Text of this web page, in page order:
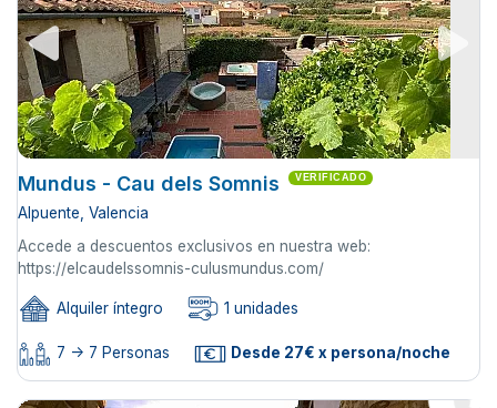
Mundus - Cau dels Somnis VERIFICADO
Alpuente, Valencia
Accede a descuentos exclusivos en nuestra web:
https://elcaudelssomnis-culusmundus.com/
Alquiler íntegro 1 unidades
7 -> 7 Personas Desde 27€ x persona/noche